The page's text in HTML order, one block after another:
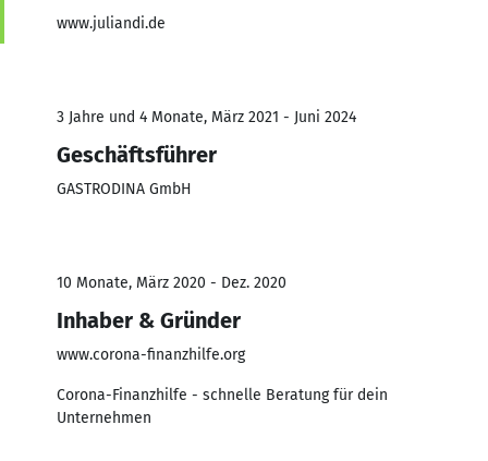
www.juliandi.de
3 Jahre und 4 Monate, März 2021 - Juni 2024
Geschäftsführer
GASTRODINA GmbH
10 Monate, März 2020 - Dez. 2020
Inhaber & Gründer
www.corona-finanzhilfe.org
Corona-Finanzhilfe - schnelle Beratung für dein
Unternehmen